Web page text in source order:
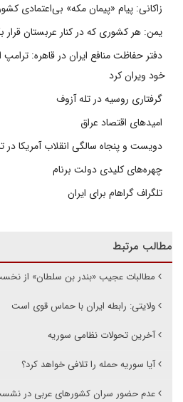
زاکانی: پیام «پیمان مکه» بی‌اعتمادی
یمن: هر کشوری که در کنار عربستان قرار
دفتر حفاظت منافع ایران در قاهره:
خود ویران کرد
گرفتاری روسیه در تله آزوف
امیدهای اقتصاد عراق
دویست و پنجاه سالگی انقلاب آمریکا در
چهره‌های کلیدی دولت برنام
تلگراف گراهام برای ایران
مطالب مرتبط
مطالبات عجیب «بندر بن سلطان» از
ولایتی: رابطه ایران با حماس قوی است
آخرین تحولات نظامی سوریه
آیا سوریه حمله را تلافی خواهد کرد؟
عدم حضور سران کشورهای عربی در